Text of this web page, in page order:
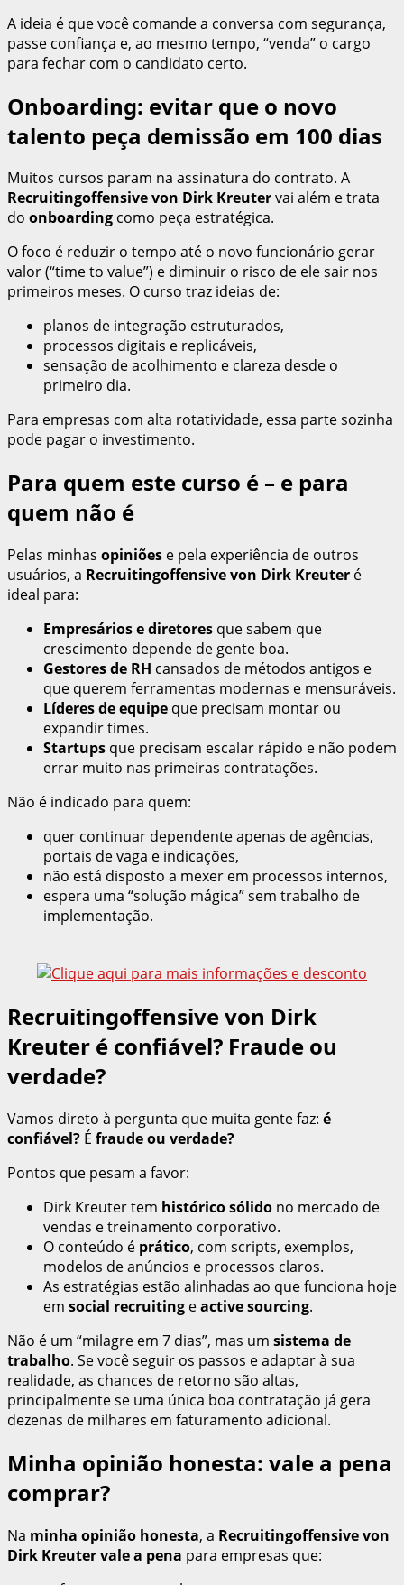
A ideia é que você comande a conversa com segurança,
passe confiança e, ao mesmo tempo, “venda” o cargo
para fechar com o candidato certo.
Onboarding: evitar que o novo
talento peça demissão em 100 dias
Muitos cursos param na assinatura do contrato. A
Recruitingoffensive von Dirk Kreutervai além e trata
do onboarding como peça estratégica.
O foco é reduzir o tempo até o novo funcionário gerar
valor (“time to value”) e diminuir o risco de ele sair nos
primeiros meses. O curso traz ideias de:
planos de integração estruturados,
processos digitais e replicáveis,
sensação de acolhimento e clareza desde o
primeiro dia.
Para empresas com alta rotatividade, essa parte sozinha
pode pagar o investimento.
Para quem este curso é – e para
quem não é
Pelas minhas opiniões e pela experiência de outros
usuários, a Recruitingoffensive von Dirk Kreuter é
ideal para:
Empresários e diretores que sabem que
crescimento depende de gente boa.
Gestores de RH cansados de métodos antigos e
que querem ferramentas modernas e mensuráveis.
Líderes de equipe que precisam montar ou
expandir times.
Startups que precisam escalar rápido e não podem
errar muito nas primeiras contratações.
Não é indicado para quem:
quer continuar dependente apenas de agências,
portais de vaga e indicações,
não está disposto a mexer em processos internos,
espera uma “solução mágica” sem trabalho de
implementação.
Recruitingoffensive von Dirk
Kreuter é confiável? Fraude ou
verdade?
Vamos direto à pergunta que muita gente faz: é
confiável? É fraude ou verdade?
Pontos que pesam a favor:
Dirk Kreuter tem histórico sólido no mercado de
vendas e treinamento corporativo.
O conteúdo é prático, com scripts, exemplos,
modelos de anúncios e processos claros.
As estratégias estão alinhadas ao que funciona hoje
em social recruiting eactive sourcing.
Não é um “milagre em 7 dias”, mas um sistema de
trabalho. Se você seguir os passos e adaptar à sua
realidade, as chances de retorno são altas,
principalmente se uma única boa contratação já gera
dezenas de milhares em faturamento adicional.
Minha opinião honesta: vale a pena
comprar?
Na minha opinião honesta, a Recruitingoffensive von
Dirk Kreutervale a pena para empresas que: